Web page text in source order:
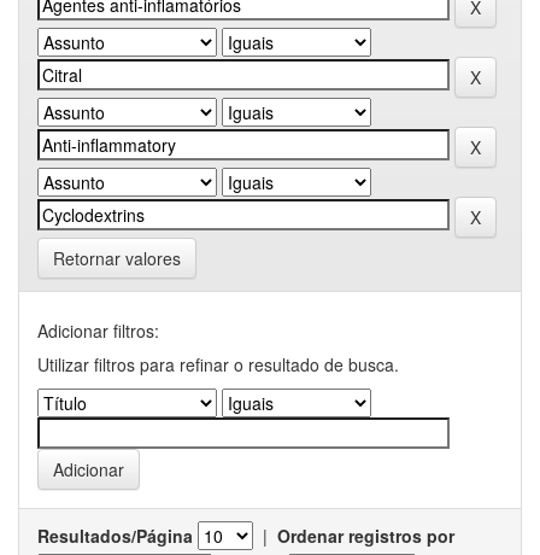
Retornar valores
Adicionar filtros:
Utilizar filtros para refinar o resultado de busca.
Resultados/Página | Ordenar registros por